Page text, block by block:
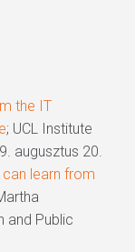
the IT
; UCL Institute
augusztus 20.
learn from
and Public